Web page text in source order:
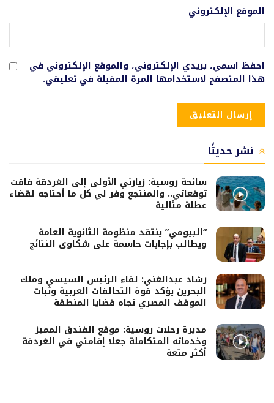
الموقع الإلكتروني
احفظ اسمي، بريدي الإلكتروني، والموقع الإلكتروني في
هذا المتصفح لاستخدامها المرة المقبلة في تعليقي.
نشر حديثًا
سائحة روسية: زيارتي الأولى إلى الغردقة فاقت
توقعاتي.. والمنتجع وفر لي كل ما أحتاجه لقضاء
عطلة مثالية
“البيومي” ينتقد منظومة الثانوية العامة
ويطالب بإجابات حاسمة على شكاوى النتائج
رشاد عبدالغني: لقاء الرئيس السيسي وملك
البحرين يؤكد قوة التحالفات العربية وثبات
الموقف المصري تجاه قضايا المنطقة
مديرة رحلات روسية: موقع الفندق المميز
وخدماته المتكاملة جعلا إقامتي في الغردقة
أكثر متعة